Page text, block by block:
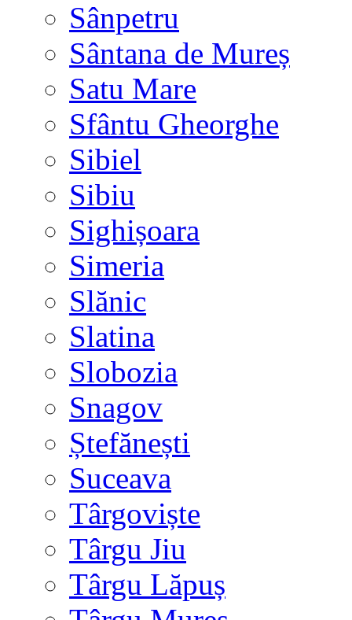
Sânpetru
Sântana de Mureș
Satu Mare
Sfântu Gheorghe
Sibiel
Sibiu
Sighișoara
Simeria
Slănic
Slatina
Slobozia
Snagov
Ștefănești
Suceava
Târgoviște
Târgu Jiu
Târgu Lăpuș